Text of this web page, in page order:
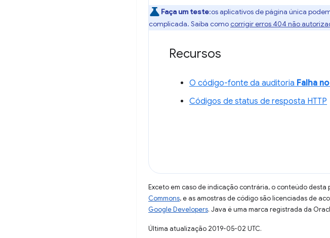
Faça um teste:os aplicativos de página única
complicada. Saiba comocorrigir erros 404 não
Recursos
O código-fonte da auditoria Falha
Códigos de status de resposta HTTP
Exceto em caso de indicação contrária, o conteúdo desta
Commons, e as amostras de código são licenciadas de
Google Developers. Java é uma marca registrada da
Última atualização 2019-05-02 UTC.